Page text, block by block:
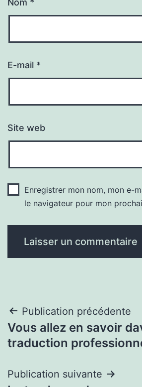
E-mail *
Site web
Enregistrer mon nom, mon e-
le navigateur pour mon
Navigation
de
Publication précédente
Vous allez en savoir
traduction
Publication suivante